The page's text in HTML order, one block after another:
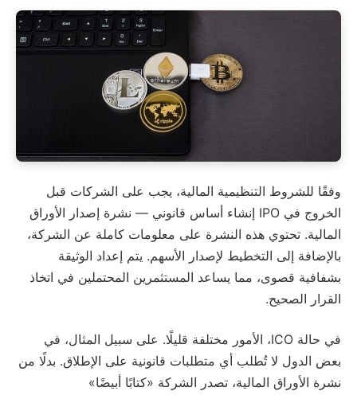
وفقًا للشروط التنظيمية المالية، يجب على الشركات قبل
الخروج في IPO إنشاء أساس قانوني — نشرة إصدار الأوراق
المالية. تحتوي هذه النشرة على معلومات كاملة عن الشركة،
بالإضافة إلى التخطيط لإصدار الأسهم. يتم إعداد الوثيقة
بشفافية قصوى، مما يساعد المستثمرين المحتملين في اتخاذ
القرار الصحيح.
في حالة ICO، الأمور مختلفة قليلًا. على سبيل المثال، في
بعض الدول لا تُطلب أي متطلبات قانونية على الإطلاق. بدلًا من
نشرة الأوراق المالية، تصدر الشركة «كتابًا أبيضًا»